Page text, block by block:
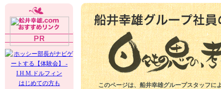
はじめての方も
このページは、船井幸雄グループスタッフに